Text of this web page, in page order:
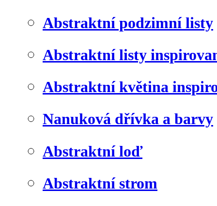
Abstraktní podzimní listy
Abstraktní listy
Abstraktní květina
Nanuková dřívka a barvy
Abstraktní loď
Abstraktní strom